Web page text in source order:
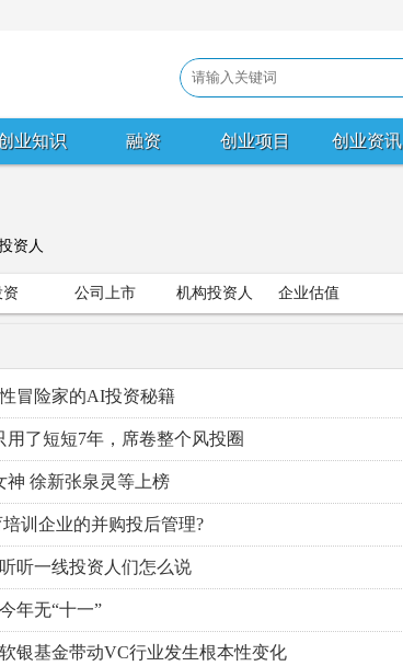
业知识 融资 创业项目 创业资讯
资人
公司上市 机构投资人 企业估值
冒险家的AI投资秘籍
用了短短7年，席卷整个风投圈
神 徐新张泉灵等上榜
训企业的并购投后管理?
听一线投资人们怎么说
年无“十一”
银基金带动VC行业发生根本性变化